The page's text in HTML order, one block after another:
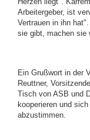
Arbeitergeber, ist
Vertrauen in ihn
sie gibt, machen sie
Ein Grußwort in der
Reuttner,
Tisch von ASB und
kooperieren und
abzustimmen.